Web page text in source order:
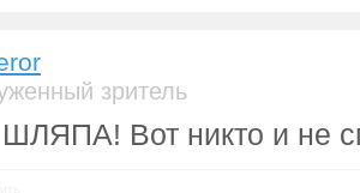
зритель
Вот никто и не